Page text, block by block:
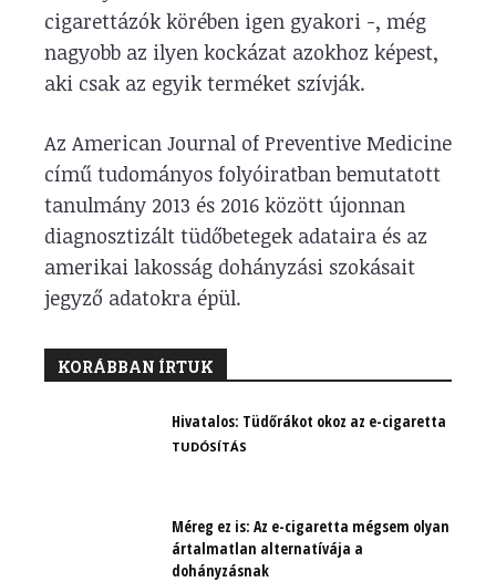
cigarettázók körében igen gyakori -, még
nagyobb az ilyen kockázat azokhoz képest,
aki csak az egyik terméket szívják.
Az American Journal of Preventive Medicine
című tudományos folyóiratban bemutatott
tanulmány 2013 és 2016 között újonnan
diagnosztizált tüdőbetegek adataira és az
amerikai lakosság dohányzási szokásait
jegyző adatokra épül.
KORÁBBAN ÍRTUK
Hivatalos: Tüdőrákot okoz az e-cigaretta
TUDÓSÍTÁS
Méreg ez is: Az e-cigaretta mégsem olyan
ártalmatlan alternatívája a
dohányzásnak